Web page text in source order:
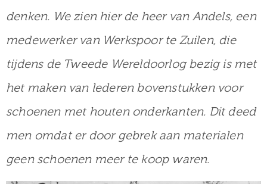
denken. We zien hier de heer van Andels, een
medewerker van Werkspoor te Zuilen, die
tijdens de Tweede Wereldoorlog bezig is met
het maken van lederen bovenstukken voor
schoenen met houten onderkanten. Dit deed
men omdat er door gebrek aan materialen
geen schoenen meer te koop waren.